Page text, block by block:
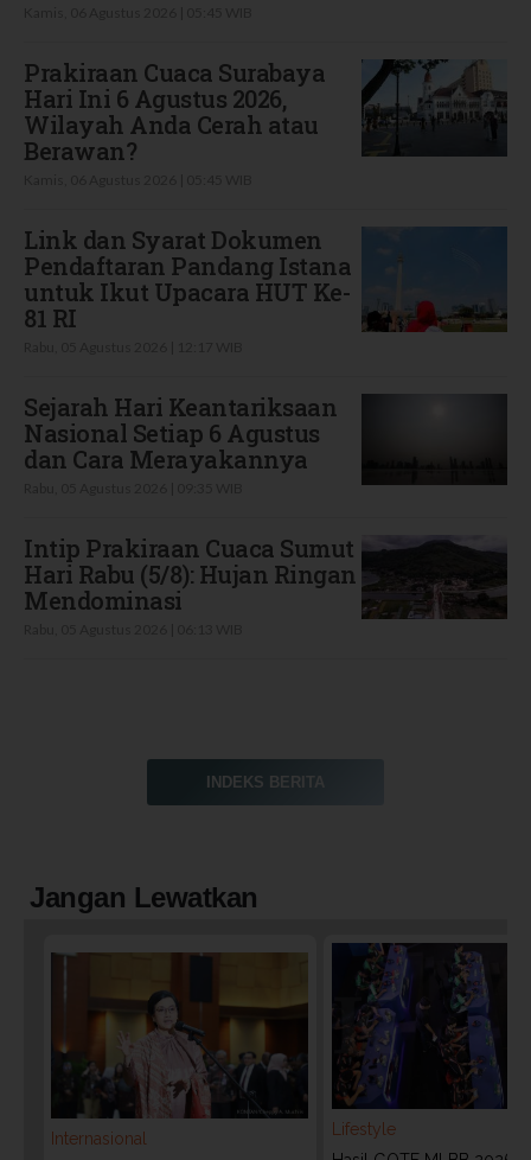
Prakiraan Cuaca Surabaya
Hari Ini 6 Agustus 2026,
Wilayah Anda Cerah atau
Berawan?
Link dan Syarat Dokumen
Pendaftaran Pandang Istana
untuk Ikut Upacara HUT Ke-
81 RI
Sejarah Hari Keantariksaan
Nasional Setiap 6 Agustus
dan Cara Merayakannya
Intip Prakiraan Cuaca Sumut
Hari Rabu (5/8): Hujan Ringan
Mendominasi
INDEKS BERITA
Jangan Lewatkan
Internasional
Lifestyle